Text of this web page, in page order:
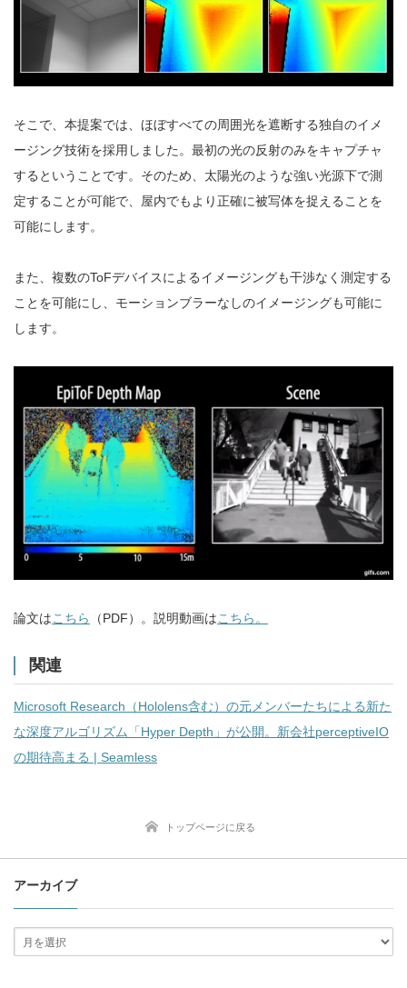
そこで、本提案では、ほぼすべての周囲光を遮断する独自のイメ
ージング技術を採用しました。最初の光の反射のみをキャプチャ
するということです。そのため、太陽光のような強い光源下で測
定することが可能で、屋内でもより正確に被写体を捉えることを
可能にします。
また、複数のToFデバイスによるイメージングも干渉なく測定する
ことを可能にし、モーションブラーなしのイメージングも可能に
します。
論文はこちら （PDF）。説明動画はこちら。
関連
Microsoft Research（Hololens含む）の元メンバーたちによる新た
な深度アルゴリズム「Hyper Depth」が公開。新会社perceptiveIO
の期待高まる | Seamless
トップページに戻る
アーカイブ